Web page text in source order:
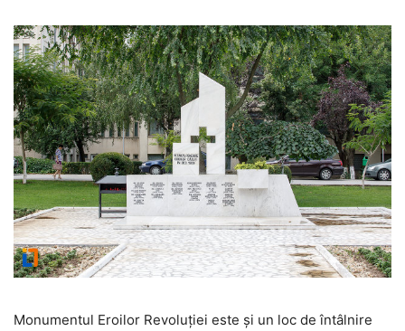
Monumentul Eroilor Revoluției este și un loc de întâlnire